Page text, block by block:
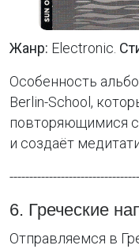
Жанр: Electronic.
Особенность
Berlin-School,
повторяющимися
и создаёт
---------------------------------
6. Греческие
Отправляемся в